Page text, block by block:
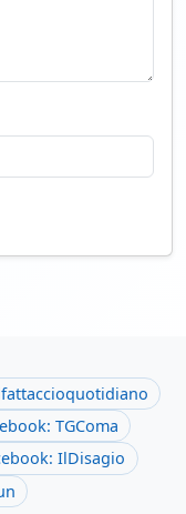
TGComa
IlDisagio